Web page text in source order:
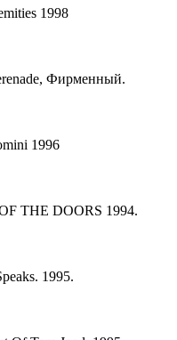
1998
Фирменный.
1996
THE DOORS 1994.
1995.